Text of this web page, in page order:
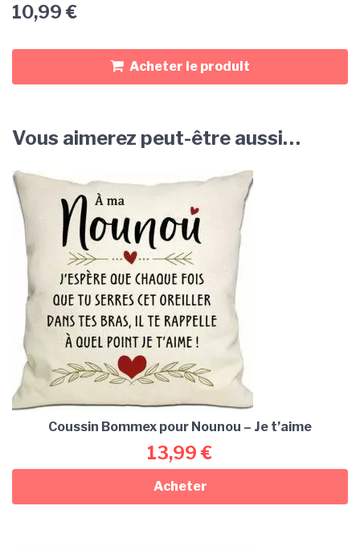
10,99 €
Acheter le produit
Vous aimerez peut-être aussi…
Coussin Bommex pour Nounou – Je t’aime
13,99 €
Acheter